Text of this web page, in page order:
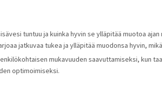
tuntuu ja kuinka hyvin se ylläpitää muotoa
jatkuvaa tukea ja ylläpitää muodonsa hyvin,
mukavuuden saavuttamiseksi, kun
optimoimiseksi.